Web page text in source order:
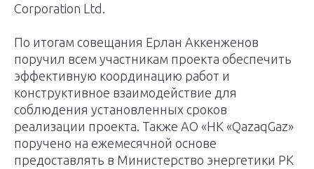
Corporation Ltd.
По итогам совещания Ерлан Аккенженов
поручил всем участникам проекта обеспечить
эффективную координацию работ и
конструктивное взаимодействие для
соблюдения установленных сроков
реализации проекта. Также АО «НК «QazaqGaz»
поручено на ежемесячной основе
предоставлять в Министерство энергетики РК